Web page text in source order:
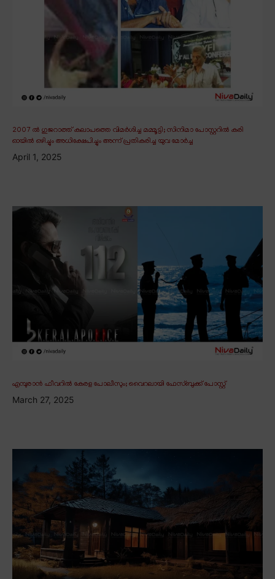
2007 ൽ ഗുജറാത്ത് കലാപത്തെ വിമർശിച്ച മമ്മൂട്ടി; സിനിമാ പോസ്റ്ററിൽ കരി
ഓയിൽ ഒഴിച്ചും അധിക്ഷേപിച്ചും അന്ന് പ്രതികരിച്ച യുവ മോർച്ച
April 1, 2025
എമ്പുരാൻ ഫീവറിൽ കേരള പോലീസും; വൈറലായി ഫേസ്ബുക്ക് പോസ്റ്റ്
March 27, 2025